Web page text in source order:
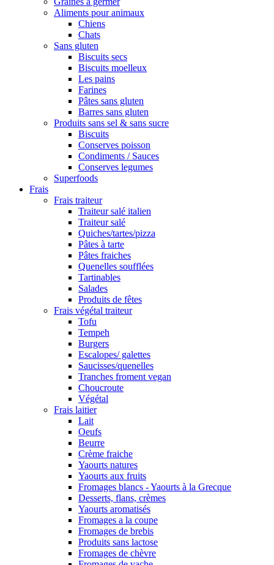
Aliments pour animaux
Chiens
Chats
Sans gluten
Biscuits secs
Biscuits moelleux
Les pains
Farines
Pâtes sans gluten
Barres sans gluten
Produits sans sel & sans sucre
Biscuits
Conserves poisson
Condiments / Sauces
Conserves legumes
Superfoods
Frais
Frais traiteur
Traiteur salé italien
Traiteur salé
Quiches/tartes/pizza
Pâtes à tarte
Pâtes fraiches
Quenelles soufflées
Tartinables
Salades
Produits de fêtes
Frais végétal traiteur
Tofu
Tempeh
Burgers
Escalopes/ galettes
Saucisses/quenelles
Tranches froment vegan
Choucroute
Végétal
Frais laitier
Lait
Oeufs
Beurre
Crème fraiche
Yaourts natures
Yaourts aux fruits
Fromages blancs - Yaourts à la Grecque
Desserts, flans, crèmes
Yaourts aromatisés
Fromages a la coupe
Fromages de brebis
Produits sans lactose
Fromages de chèvre